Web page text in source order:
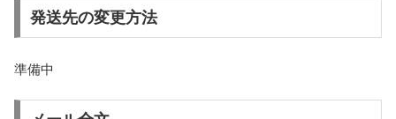
発送先の変更方法
準備中